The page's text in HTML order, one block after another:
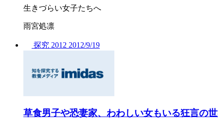
生きづらい女子たちへ
雨宮処凛
探究 2012 2012/9/19
草食男子や恐妻家、わわしい女もいる狂言の